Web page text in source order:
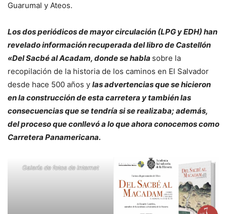
Guarumal y Ateos.
Los dos periódicos de mayor circulación (LPG y EDH) han
revelado información recuperada del libro de Castellón
«Del Sacbé al Acadam, donde se habla sobre la
recopilación de la historia de los caminos en El Salvador
desde hace 500 años y las advertencias que se hicieron
en la construcción de esta carretera y también las
consecuencias que se tendría si se realizaba; además,
del proceso que conllevó a lo que ahora conocemos como
Carretera Panamericana.
Galería de fotos de internet